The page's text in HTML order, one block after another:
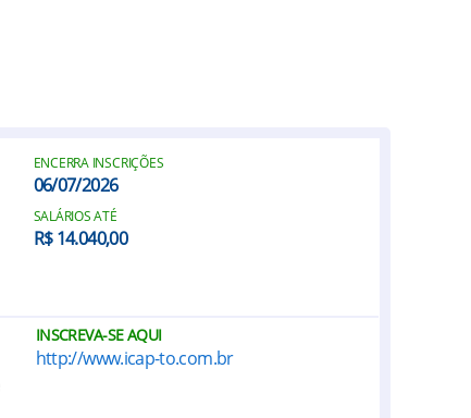
ENCERRA INSCRIÇÕES
06/07/2026
SALÁRIOS ATÉ
R$ 14.040,00
INSCREVA-SE AQUI
http://www.icap-to.com.br